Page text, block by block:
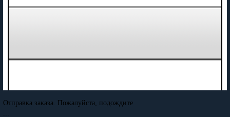
Отправка заказа. Пожалуйста, подождите
...